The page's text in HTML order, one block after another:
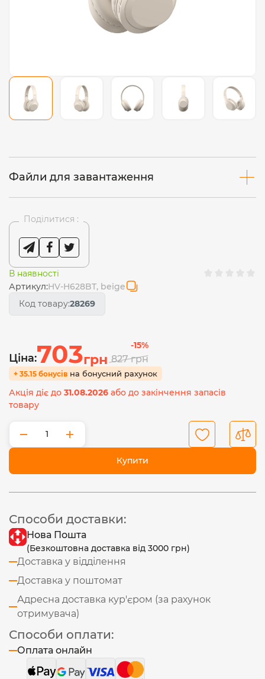
Файли для завантаження
Поділитися :
В наявності
Артикул:HV-H628BT, beige
Код товару:28269
Ціна:703грн
-15%
827грн
+ 35.15 бонусів на бонусний рахунок
Акція діє до 31.08.2026 або до закінчення запасів
товару
− +
Купити
Способи доставки:
Нова Пошта
(Безкоштовна доставка від 3000 грн)
Доставка у відділення
Доставка у поштомат
Адресна доставка кур'єром (за рахунок
отримувача)
Способи оплати:
Оплата онлайн